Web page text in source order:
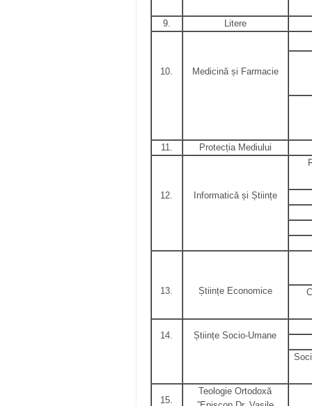
9. Litere
10. Medicină și Farmacie
11. Protecția Mediului
12. Informatică și Științe
13. Științe Economice
14. Științe Socio-Umane
15.
Teologie Ortodoxă